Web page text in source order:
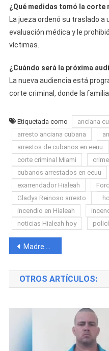
¿Qué medidas tomó la corte
La jueza ordenó su traslado
evaluación médica y le
víctimas.
¿Cuándo será la próxima
La nueva audiencia está
corte criminal, donde la
Etiquetada como
anciana
arresto anciana cubana
arrestos de cubanos en eeuu
corte criminal Miami
cubanos arrestados en eeuu
exarrendador Hialeah
Gladys Reinoso arresto
incendio en Hialeah
noticias Hialeah hoy
Navegación
de
entradas
Madre del artista cubano Jarulay es vista en un altercado callejero en su barrio
OTROS ARTÍCULOS: